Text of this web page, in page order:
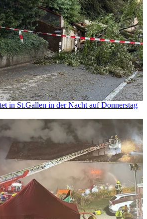
in St.Gallen in der Nacht auf Donnerstag